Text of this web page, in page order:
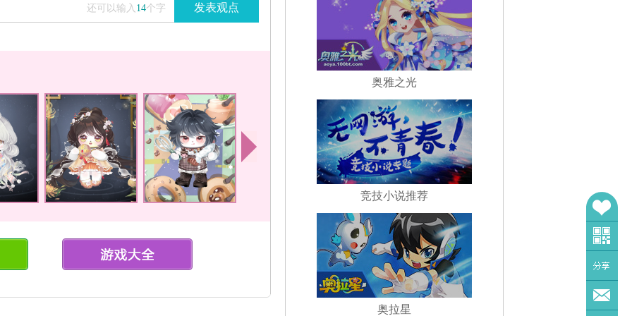
还可以输入 14个字 发表观点
奥雅之光
竞技小说推荐
奥拉星